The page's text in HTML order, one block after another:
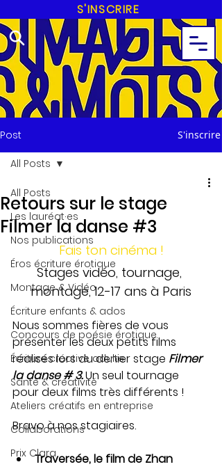
S'INSCRIRE
Post S'inscrire
All Posts
Les lauréat·es
Nos publications
Éros écriture érotique
Montage & Vidéo
Écriture enfants & ados
Concours de poésie érotique
Écriture créative adulte
Santé & créativité
Ateliers créatifs en entreprise
Collaborations
Prix Clara
All Posts
Retours sur le stage
Filmer la danse #3
Fais ton cinéma !
Stages vidéo, tournage,
montage, 12-17 ans à Paris
Nous sommes fières de vous
présenter les deux petits films
réalisés lors du denier stage Filmer
la danse # 3. Un seul tournage
pour deux films très différents !
Bravo à nos stagiaires.
Traversée, le film de Zhan